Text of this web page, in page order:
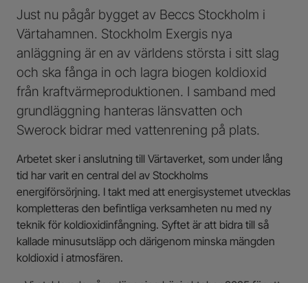
Just nu pågår bygget av Beccs Stockholm i
Värtahamnen. Stockholm Exergis nya
anläggning är en av världens största i sitt slag
och ska fånga in och lagra biogen koldioxid
från kraftvärmeproduktionen. I samband med
grundläggning hanteras länsvatten och
Swerock bidrar med vattenrening på plats.
Arbetet sker i anslutning till Värtaverket, som under lång
tid har varit en central del av Stockholms
energiförsörjning. I takt med att energisystemet utvecklas
kompletteras den befintliga verksamheten nu med ny
teknik för koldioxidinfångning. Syftet är att bidra till så
kallade minusutsläpp och därigenom minska mängden
koldioxid i atmosfären.